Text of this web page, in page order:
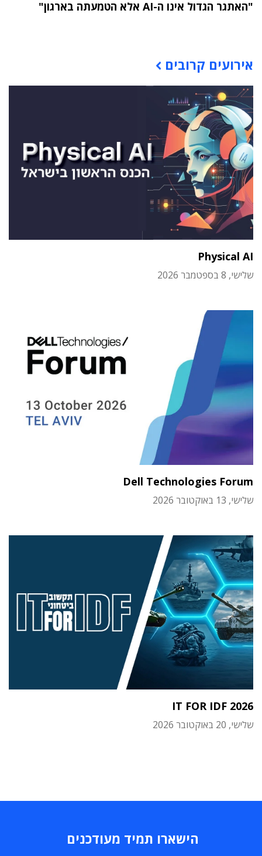
"האתגר הגדול אינו ה-AI אלא הטמעתה בארגון"
אירועים קרובים
Physical AI
שלישי, 8 בספטמבר 2026
Dell Technologies Forum
שלישי, 13 באוקטובר 2026
IT FOR IDF 2026
שלישי, 20 באוקטובר 2026
הישארו תמיד מעודכנים